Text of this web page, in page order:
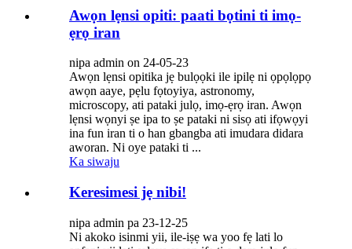
Awọn lẹnsi opiti: paati bọtini ti imọ-
ẹrọ iran
nipa admin on 24-05-23
Awọn lẹnsi opitika jẹ bulọọki ile ipilẹ ni ọpọlọpọ
awọn aaye, pẹlu fọtoyiya, astronomy,
microscopy, ati pataki julọ, imọ-ẹrọ iran. Awọn
lẹnsi wọnyi ṣe ipa to ṣe pataki ni sisọ ati ifọwọyi
ina fun iran ti o han gbangba ati imudara didara
aworan. Ni oye pataki ti ...
Ka siwaju
Keresimesi jẹ nibi!
nipa admin pa 23-12-25
Ni akoko isinmi yii, ile-iṣẹ wa yoo fẹ lati lo